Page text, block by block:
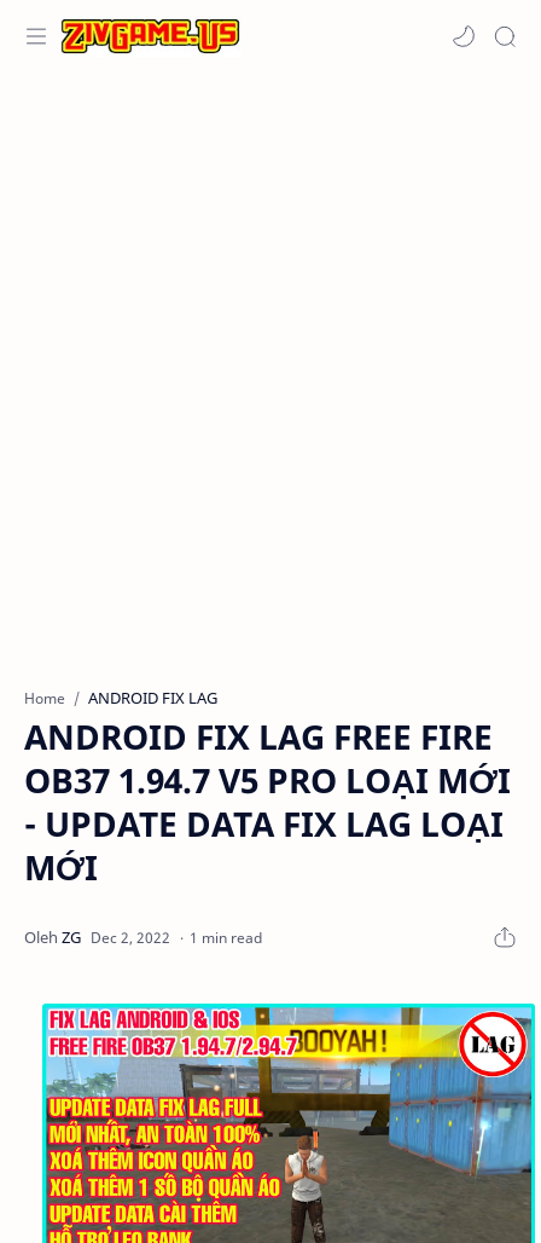
Home ANDROID FIX LAG
ANDROID FIX LAG FREE FIRE
OB37 1.94.7 V5 PRO LOẠI MỚI
- UPDATE DATA FIX LAG LOẠI
MỚI
1 min read